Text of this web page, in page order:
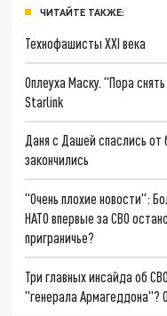
ЧИТАЙТЕ ТАКЖЕ:
Технофашисты XXI века
Оплеуха Маску. "Пора
Starlink
Даня с Дашей спаслись
закончились
"Очень плохие новости":
НАТО впервые за СВО
приграничье?
Три главных инсайда об
"генерала Армагеддона"?